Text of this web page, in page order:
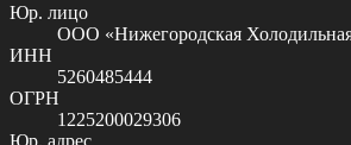
Юр. лицо
ООО «Нижегородская
ИНН
5260485444
ОГРН
1225200029306
Юр. адрес